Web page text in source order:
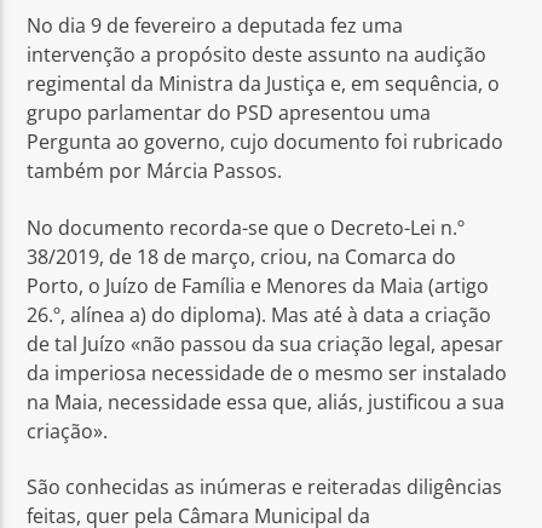
No dia 9 de fevereiro a deputada fez uma
intervenção a propósito deste assunto na audição
regimental da Ministra da Justiça e, em sequência, o
grupo parlamentar do PSD apresentou uma
Pergunta ao governo, cujo documento foi rubricado
também por Márcia Passos.
No documento recorda-se que o Decreto-Lei n.º
38/2019, de 18 de março, criou, na Comarca do
Porto, o Juízo de Família e Menores da Maia (artigo
26.º, alínea a) do diploma). Mas até à data a criação
de tal Juízo «não passou da sua criação legal, apesar
da imperiosa necessidade de o mesmo ser instalado
na Maia, necessidade essa que, aliás, justificou a sua
criação».
São conhecidas as inúmeras e reiteradas diligências
feitas, quer pela Câmara Municipal da